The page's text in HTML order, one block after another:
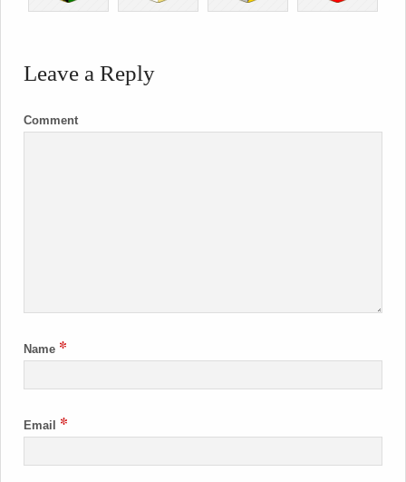
Leave a Reply
Comment
Name *
Email *